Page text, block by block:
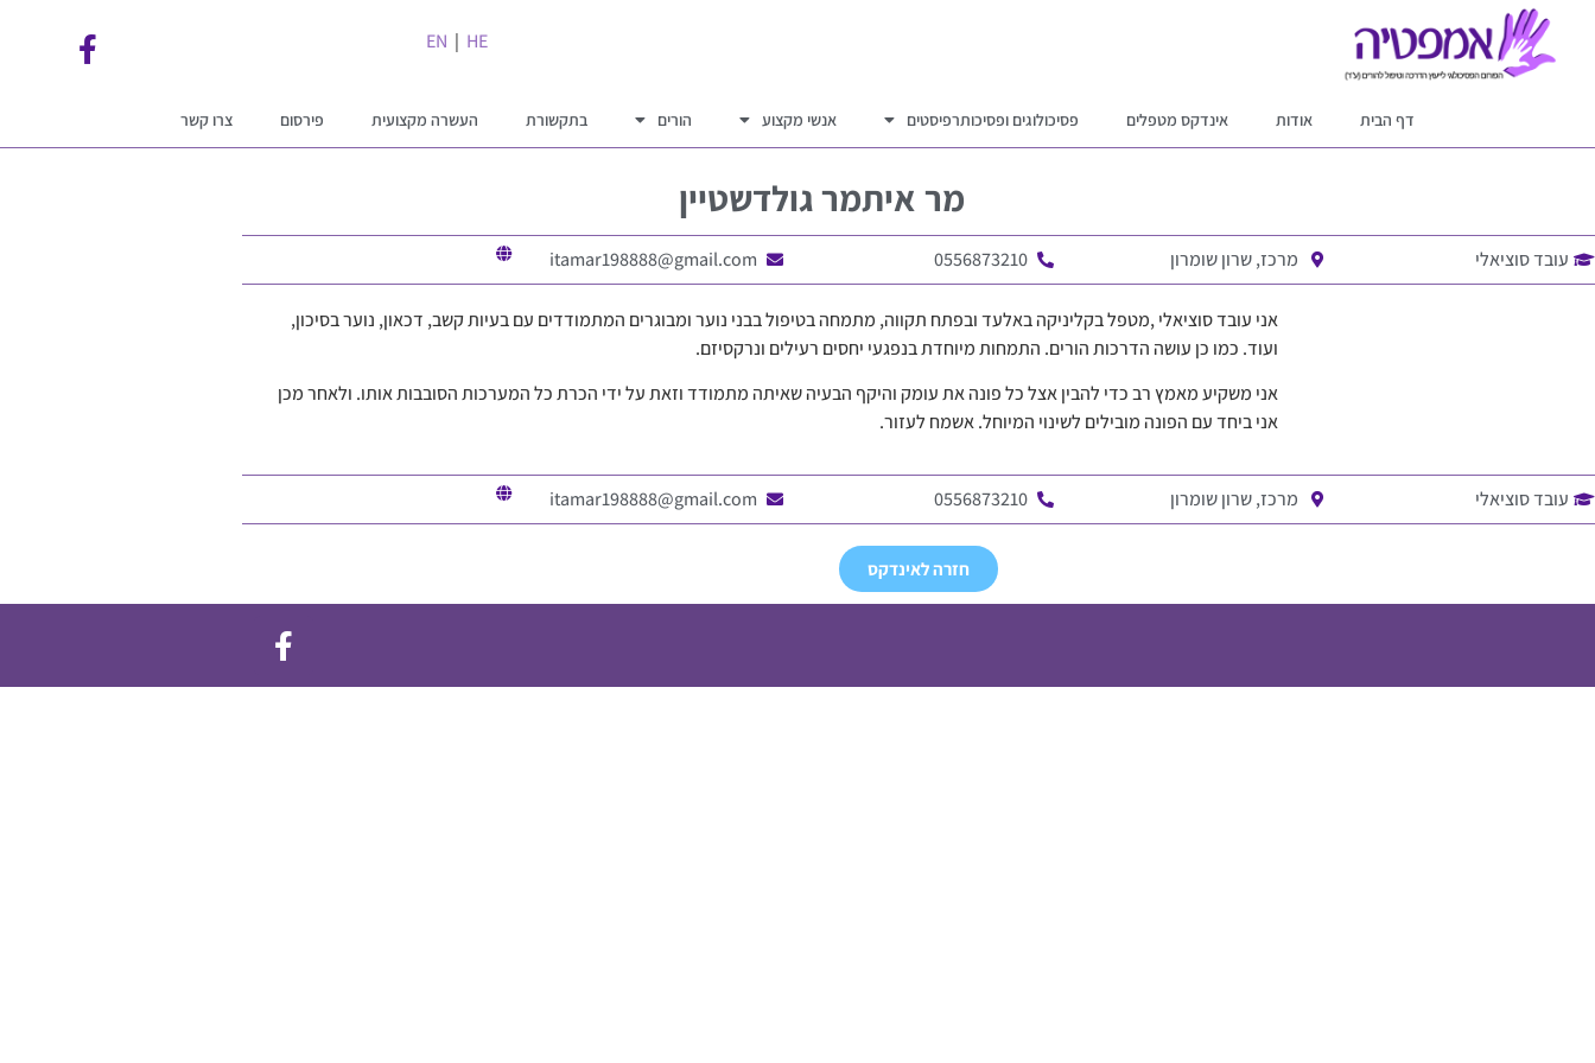
EN | HE
דף הבית אודות אינדקס מטפלים פסיכולוגים ופסיכותרפיסטים אנשי מקצוע הורים בתקשורת העשרה מקצועית פירסום צרו קשר
מר איתמר גולדשטיין
עובד סוציאלי מרכז, שרון שומרון 0556873210
itamar198888@gmail.com
אני עובד סוציאלי ,מטפל בקליניקה באלעד ובפתח תקווה, מתמחה בטיפול בבני נוער ומבוגרים המתמודדים עם בעיות קשב, דכאון, נוער בסיכון,
ועוד. כמו כן עושה הדרכות הורים. התמחות מיוחדת בנפגעי יחסים רעילים ונרקסיזם.
אני משקיע מאמץ רב כדי להבין אצל כל פונה את עומק והיקף הבעיה שאיתה מתמודד וזאת על ידי הכרת כל המערכות הסובבות אותו. ולאחר מכן
אני ביחד עם הפונה מובילים לשינוי המיוחל. אשמח לעזור.
עובד סוציאלי מרכז, שרון שומרון 0556873210
itamar198888@gmail.com
חזרה לאינדקס